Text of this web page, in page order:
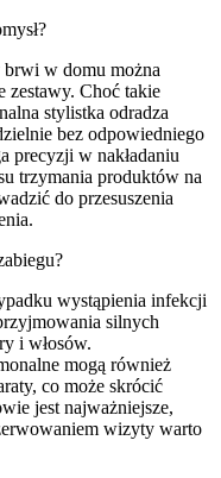
brwi w domu można
zestawy. Choć takie
stylistka odradza
bez odpowiedniego
precyzji w nakładaniu
trzymania produktów na
do przesuszenia
wystąpienia infekcji
silnych
i włosów.
mogą również
co może skrócić
jest najważniejsze,
wizyty warto